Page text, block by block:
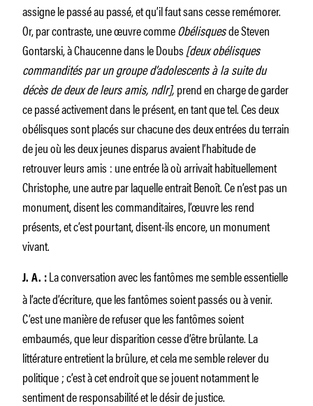
assigne le passé au passé, et qu’il faut sans cesse remémorer.
Or, par contraste, une œuvre commeObélisquesde Steven
Gontarski, à Chaucenne dans le Doubs[deux obélisques
commandités par un groupe d’adolescents à la suite du
décès de deux de leurs amis, ndlr],prend en charge de garder
ce passé activement dans le présent, en tant que tel. Ces deux
obélisques sont placés sur chacune des deux entrées du terrain
de jeu où les deux jeunes disparus avaient l’habitude de
retrouver leurs amis : une entrée là où arrivait habituellement
Christophe, une autre par laquelle entrait Benoît. Ce n’est pas un
monument, disent les commanditaires, l’œuvre les rend
présents, et c’est pourtant, disent-ils encore, un monument
vivant.
J. A. : La conversation avec les fantômes me semble essentielle
à l’acte d’écriture, que les fantômes soient passés ou à venir.
C’est une manière de refuser que les fantômes soient
embaumés, que leur disparition cesse d’être brûlante. La
littérature entretient la brûlure, et cela me semble relever du
politique ; c’est à cet endroit que se jouent notamment le
sentiment de responsabilité et le désir de justice.